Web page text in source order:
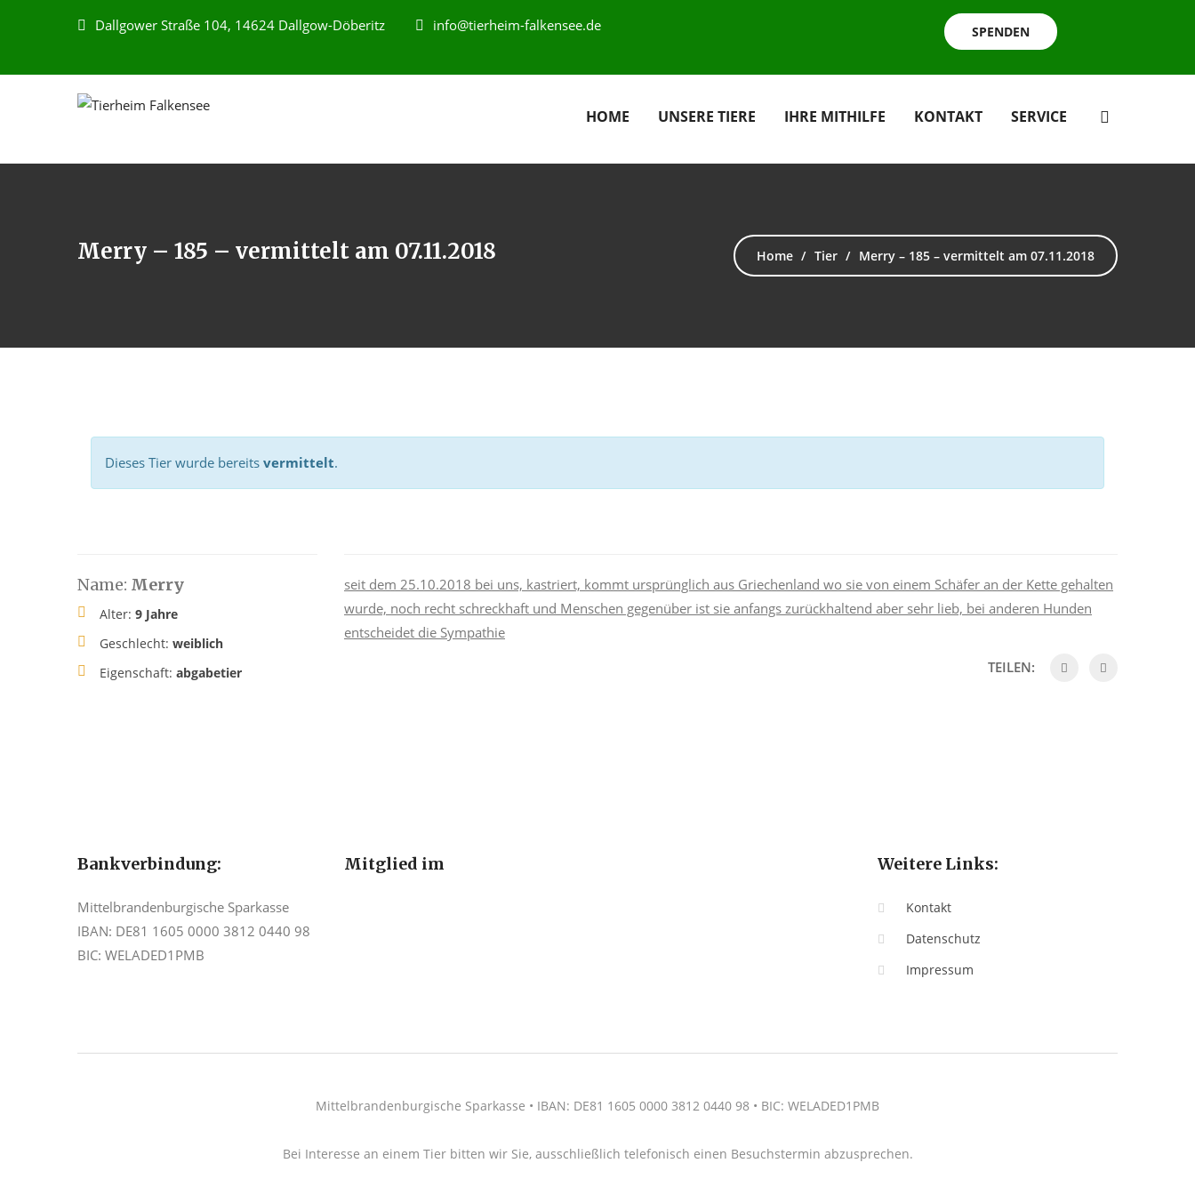
Dallgower Straße 104, 14624 Dallgow-Döberitz info@tierheim-falkensee.de SPENDEN
HOME UNSERE TIERE IHRE MITHILFE KONTAKT SERVICE
Merry – 185 – vermittelt am 07.11.2018 Home Tier Merry – 185 – vermittelt am 07.11.2018
Dieses Tier wurde bereits vermittelt.
Name: Merry
Alter: 9 Jahre
Geschlecht: weiblich
Eigenschaft: abgabetier
seit dem 25.10.2018 bei uns, kastriert, kommt ursprünglich aus Griechenland wo sie von einem Schäfer an der Kette gehalten
wurde, noch recht schreckhaft und Menschen gegenüber ist sie anfangs zurückhaltend aber sehr lieb, bei anderen Hunden
entscheidet die Sympathie
TEILEN:
Bankverbindung:
Mittelbrandenburgische Sparkasse
IBAN: DE81 1605 0000 3812 0440 98
BIC: WELADED1PMB
Mitglied im Weitere Links:
Kontakt
Datenschutz
Impressum
Mittelbrandenburgische Sparkasse • IBAN: DE81 1605 0000 3812 0440 98 • BIC: WELADED1PMB
Bei Interesse an einem Tier bitten wir Sie, ausschließlich telefonisch einen Besuchstermin abzusprechen.